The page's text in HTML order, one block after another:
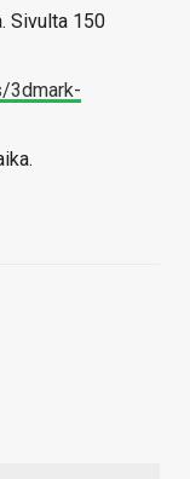
Sivulta 150
3dmark-